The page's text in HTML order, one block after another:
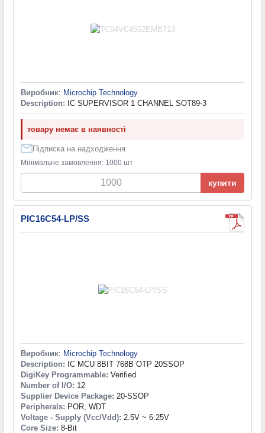
Виробник: Microchip Technology
Description: IC SUPERVISOR 1 CHANNEL SOT89-3
товару немає в наявності
Підписка на надходження
Мінімальне замовлення: 1000 шт
купити
PIC16C54-LP/SS
Виробник: Microchip Technology
Description: IC MCU 8BIT 768B OTP 20SSOP
DigiKey Programmable: Verified
Number of I/O: 12
Supplier Device Package: 20-SSOP
Peripherals: POR, WDT
Voltage - Supply (Vcc/Vdd): 2.5V ~ 6.25V
Core Size: 8-Bit